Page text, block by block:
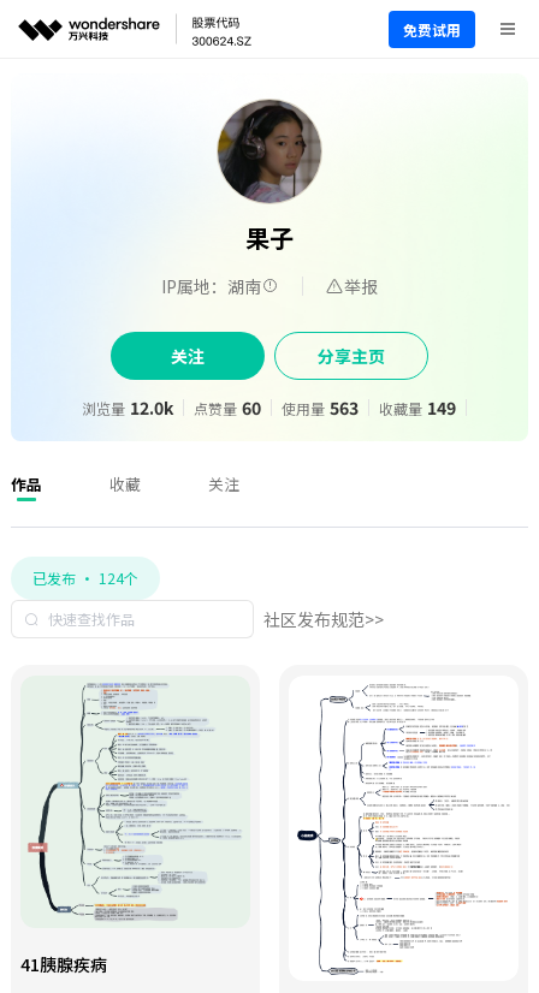
免费试用
果子
IP属地：湖南 举报
关注 分享主页
浏览量 12.0k 点赞量 60 使用量 563 收藏量 149
作品 收藏 关注
已发布 · 124个
社区发布规范>>
41胰腺疾病